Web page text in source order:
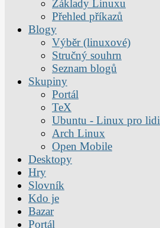
Základy Linuxu
Přehled příkazů
Blogy
Výběr (linuxové)
Stručný souhrn
Seznam blogů
Skupiny
Portál
TeX
Ubuntu - Linux pro lidi
Arch Linux
Open Mobile
Desktopy
Hry
Slovník
Kdo je
Bazar
Portál